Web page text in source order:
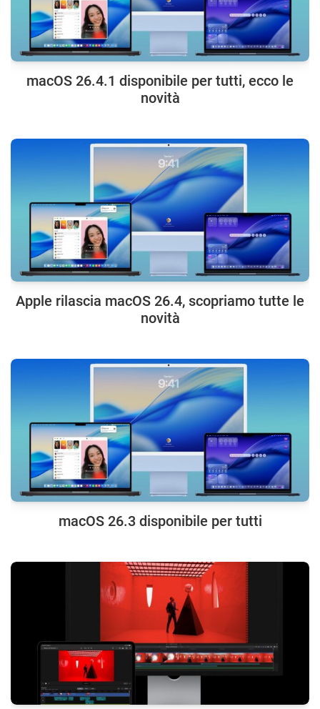
macOS 26.4.1 disponibile per tutti, ecco le
novità
Apple rilascia macOS 26.4, scopriamo tutte le
novità
macOS 26.3 disponibile per tutti